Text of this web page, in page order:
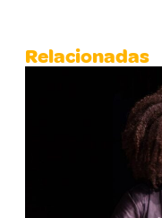
Relacionadas